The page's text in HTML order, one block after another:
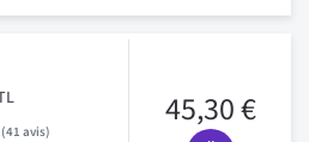
41 avis
45,30 €